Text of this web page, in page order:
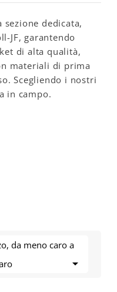
dedicata,
JF, garantendo
di alta qualità,
materiali di prima
Scegliendo i nostri
in campo.
da meno caro a
